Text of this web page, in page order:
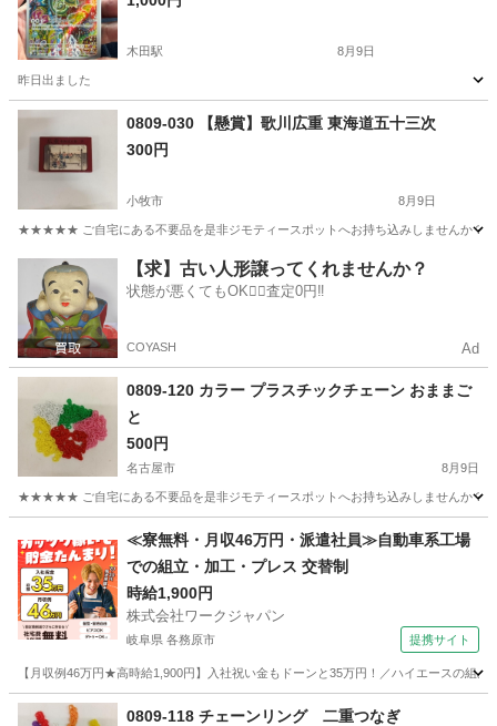
木田駅 8月9日
昨日出ました
愛知 あま市 カードゲーム
0809-030 【懸賞】歌川広重 東海道五十三次
300円
小牧市 8月9日
★★★★★ ご自宅にある不要品を是非ジモティースポットへお持ち込みしませんか？
小牧市 カードゲーム 懸賞
【求】古い人形譲ってくれませんか？
状態が悪くてもOK🙆‍♀️査定0円‼️
COYASH Ad
0809-120 カラー プラスチックチェーン おままご
と
500円
名古屋市 8月9日
★★★★★ ご自宅にある不要品を是非ジモティースポットへお持ち込みしませんか？
おもちゃ 現地
≪寮無料・月収46万円・派遣社員≫自動車系工場
での組立・加工・プレス 交替制
時給1,900円
株式会社ワークジャパン
岐阜県 各務原市 提携サイト
【月収例46万円★高時給1,900円】入社祝い金もドーンと35万円！／ハイエースの組
岐阜 各務原市 0809-118 チェーンリング 二重つなぎ